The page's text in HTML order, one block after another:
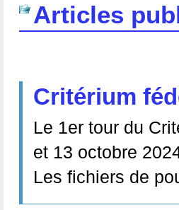
Articles
Critérium
Le 1er tour du
et 13 octobre
Les fichiers de